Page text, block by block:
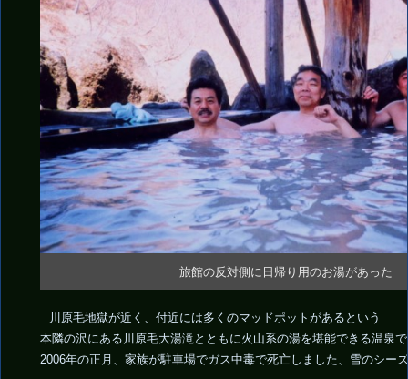
旅館の反対側に日帰り用のお湯があった
川原毛地獄が近く、付近には多くのマッドポットがあるという
本隣の沢にある川原毛大湯滝とともに火山系の湯を堪能できる温泉
2006年の正月、家族が駐車場でガス中毒で死亡しました、雪のシー